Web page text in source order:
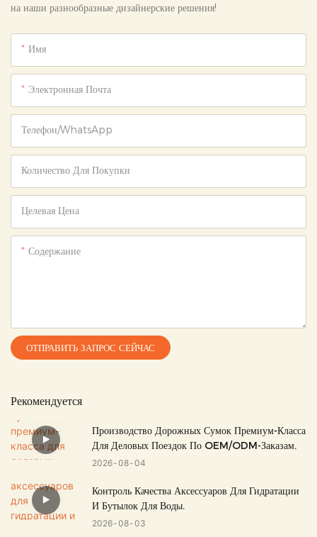
на наши разнообразные дизайнерские решения!
Имя
Электронная Почта
Телефон/WhatsApp
Количество Для Покупки
Целевая Цена
Содержание
ОТПРАВИТЬ ЗАПРОС СЕЙЧАС
Рекомендуется
Производство Дорожных Сумок Премиум-Класса
Для Деловых Поездок По OEM/ODM-Заказам.
2026 08 04
Контроль Качества Аксессуаров Для Гидратации
И Бутылок Для Воды.
2026 08 03